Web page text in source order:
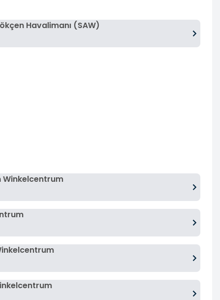
Havalimanı (SAW)